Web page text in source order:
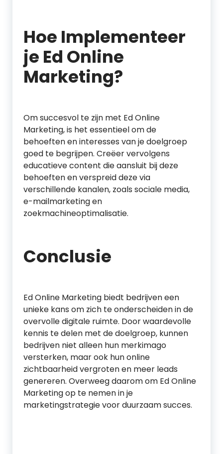
Hoe Implementeer
je Ed Online
Marketing?
Om succesvol te zijn met Ed Online
Marketing, is het essentieel om de
behoeften en interesses van je doelgroep
goed te begrijpen. Creëer vervolgens
educatieve content die aansluit bij deze
behoeften en verspreid deze via
verschillende kanalen, zoals sociale media,
e-mailmarketing en
zoekmachineoptimalisatie.
Conclusie
Ed Online Marketing biedt bedrijven een
unieke kans om zich te onderscheiden in de
overvolle digitale ruimte. Door waardevolle
kennis te delen met de doelgroep, kunnen
bedrijven niet alleen hun merkimago
versterken, maar ook hun online
zichtbaarheid vergroten en meer leads
genereren. Overweeg daarom om Ed Online
Marketing op te nemen in je
marketingstrategie voor duurzaam succes.